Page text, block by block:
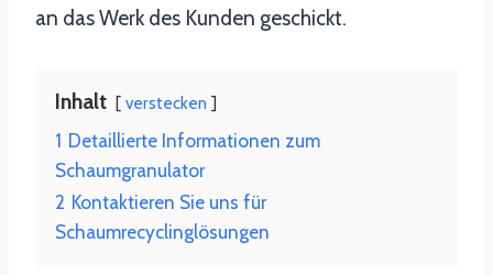
an das Werk des Kunden geschickt.
Inhalt verstecken
1 Detaillierte Informationen zum
Schaumgranulator
2 Kontaktieren Sie uns für
Schaumrecyclinglösungen